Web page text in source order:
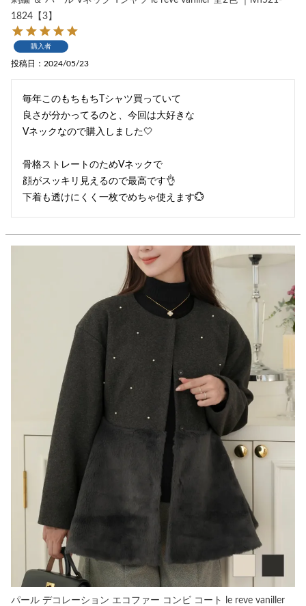
1824【3】
購入者
投稿日 2024/05/23
毎年このもちもちTシャツ買っていて
良さが分かってるのと、今回は大好きな
Vネックなので購入しました🤍
骨格ストレートのためVネックで
顔がスッキリ見えるので最高です👌
下着も透けにくく一枚でめちゃ使えます💮
パール デコレーション エコファー コンビ コート le reve vaniller